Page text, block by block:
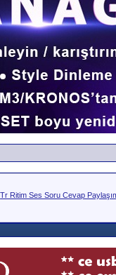
Ritim Ses Soru Cevap